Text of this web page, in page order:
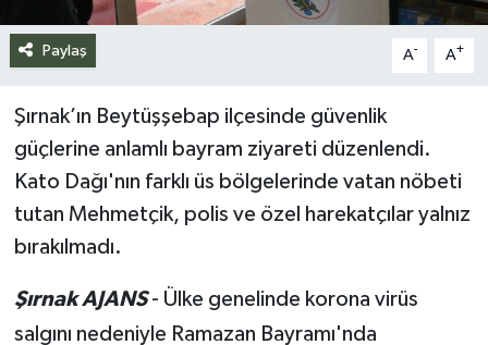
Paylaş A- A+
Şırnak’ın Beytüşşebap ilçesinde güvenlik
güçlerine anlamlı bayram ziyareti düzenlendi.
Kato Dağı'nın farklı üs bölgelerinde vatan nöbeti
tutan Mehmetçik, polis ve özel harekatçılar yalnız
bırakılmadı.
Şırnak AJANS - Ülke genelinde korona virüs
salgını nedeniyle Ramazan Bayramı'nda
Teknoloji
Yazarlar